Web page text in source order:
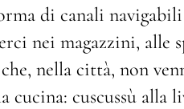
di canali
nei magazzini, alle
nella città, non
cucina: cuscussù